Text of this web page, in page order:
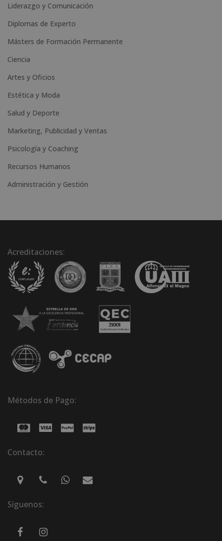
Liderazgo y Comunicación
Diplomas de Experto
Másters de Formación Permanente
Ciencia
Artes y Oficios
Estética y Moda
Salud y Deporte
Marketing, Publicidad y Ventas
Psicología y Coaching
Recursos Humanos
Administración y Gestión
Acreditaciones:
Métodos de Pago:
Contacto:
Síguenos: